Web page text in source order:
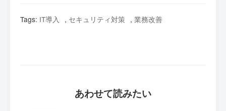
Tags: IT導入 , セキュリティ対策 , 業務改善
あわせて読みたい